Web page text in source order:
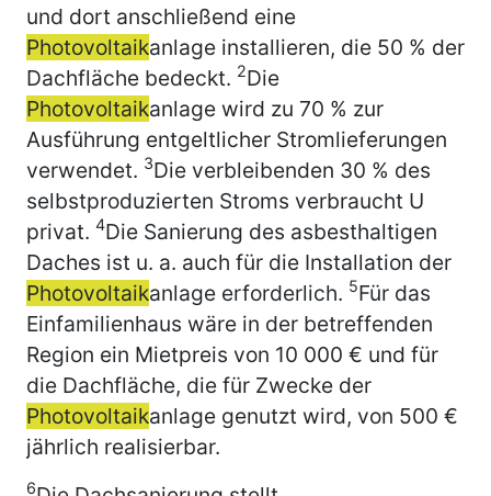
und dort anschließend eine
Photovoltaikanlage installieren, die 50 % der
Dachfläche bedeckt. 2Die
Photovoltaikanlage wird zu 70 % zur
Ausführung entgeltlicher Stromlieferungen
verwendet. 3Die verbleibenden 30 % des
selbstproduzierten Stroms verbraucht U
privat. 4Die Sanierung des asbesthaltigen
Daches ist u. a. auch für die Installation der
Photovoltaikanlage erforderlich. 5Für das
Einfamilienhaus wäre in der betreffenden
Region ein Mietpreis von 10 000 € und für
die Dachfläche, die für Zwecke der
Photovoltaikanlage genutzt wird, von 500 €
jährlich realisierbar.
6